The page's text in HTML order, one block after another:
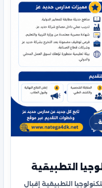
التطبيقية
التطبيقية إقبال